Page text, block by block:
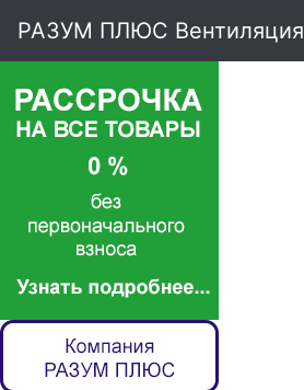
РАЗУМ ПЛЮС Вентиляция